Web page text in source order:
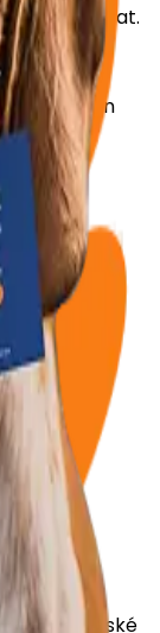
jógy a štěňat.
nejen
a obrovské